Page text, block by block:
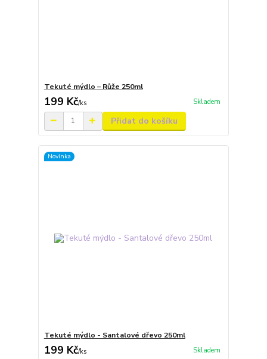
Tekuté mýdlo – Růže 250ml
199 Kč/ks Skladem
Přidat do košíku
Novinka
Tekuté mýdlo - Santalové dřevo 250ml
199 Kč/ks Skladem